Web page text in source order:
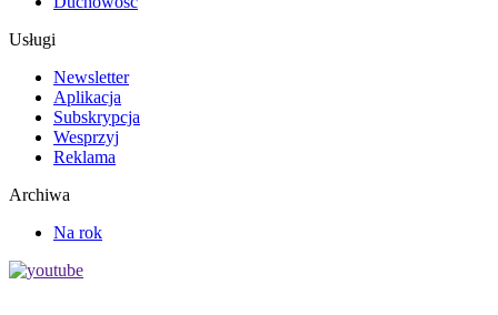
Usługi
Newsletter
Aplikacja
Subskrypcja
Wesprzyj
Reklama
Archiwa
Na rok